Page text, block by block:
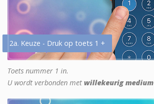
2a. Keuze - Druk op toets 1 +
Toets nummer 1 in.
U wordt verbonden met willekeurig medium